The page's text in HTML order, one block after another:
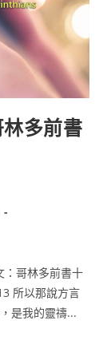
多前書
哥林多前書十
所以那說方言
是我的靈禱...